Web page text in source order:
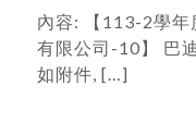
內容: 【113-2學年
有限公司-10】 巴
如附件, […]